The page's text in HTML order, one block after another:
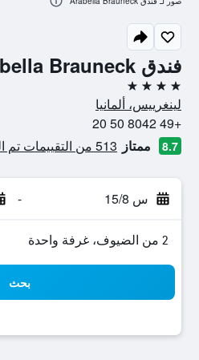
فندق Arabella Brauneck
4 نجوم
لينغرييس، ألمانيا
+49 8042 50 20
8.7 ممتاز 513 من التقييمات تم التحقق منها
س 15/8 -
2 من الضيوف، غرفة واحدة
بحث